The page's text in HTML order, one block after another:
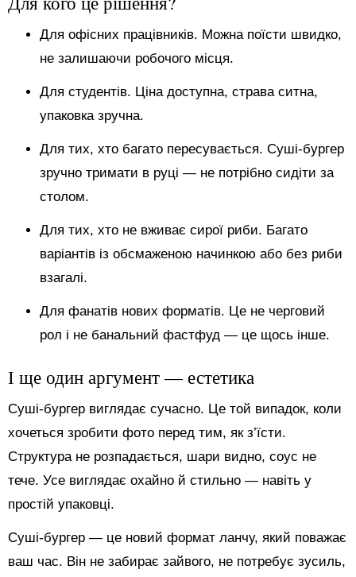
Для офісних працівників. Можна поїсти швидко,
не залишаючи робочого місця.
Для студентів. Ціна доступна, страва ситна,
упаковка зручна.
Для тих, хто багато пересувається. Суші-бургер
зручно тримати в руці — не потрібно сидіти за
столом.
Для тих, хто не вживає сирої риби. Багато
варіантів із обсмаженою начинкою або без риби
взагалі.
Для фанатів нових форматів. Це не черговий
рол і не банальний фастфуд — це щось інше.
І ще один аргумент — естетика
Суші-бургер виглядає сучасно. Це той випадок, коли
хочеться зробити фото перед тим, як з’їсти.
Структура не розпадається, шари видно, соус не
тече. Усе виглядає охайно й стильно — навіть у
простій упаковці.
Суші-бургер — це новий формат ланчу, який поважає
ваш час. Він не забирає зайвого, не потребує зусиль,